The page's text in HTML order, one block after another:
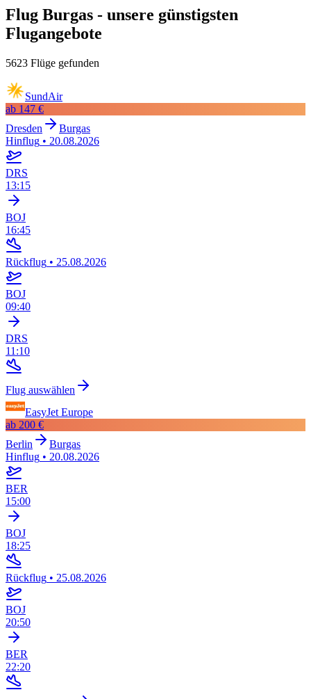
Flug Burgas - unsere günstigsten
Flugangebote
5623 Flüge gefunden
SundAir
ab 147 €
Dresden
Burgas
Hinflug • 20.08.2026
DRS
13:15
BOJ
16:45
Rückflug • 25.08.2026
BOJ
09:40
DRS
11:10
Flug auswählen
EasyJet Europe
ab 200 €
Berlin
Burgas
Hinflug • 20.08.2026
BER
15:00
BOJ
18:25
Rückflug • 25.08.2026
BOJ
20:50
BER
22:20